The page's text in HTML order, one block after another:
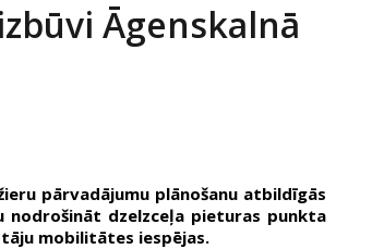
Āgenskalnā
pārvadājumu plānošanu atbildīgās
nodrošināt dzelzceļa pieturas punkta
mobilitātes iespējas.